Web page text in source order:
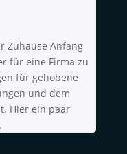
Zuhause Anfang
für eine Firma zu
für gehobene
und dem
Hier ein paar